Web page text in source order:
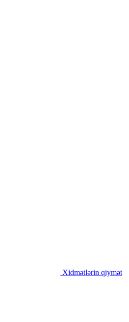
Xidmətlərin qiymət